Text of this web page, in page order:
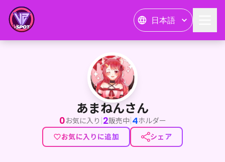
日本語
あまねんさん
あまねんさん
0お気に入り |2販売中|4ホルダー
お気に入りに追加
シェア